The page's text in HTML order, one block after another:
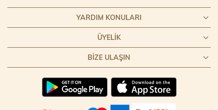
YARDIM KONULARI
ÜYELIK
BIZE ULAŞIN